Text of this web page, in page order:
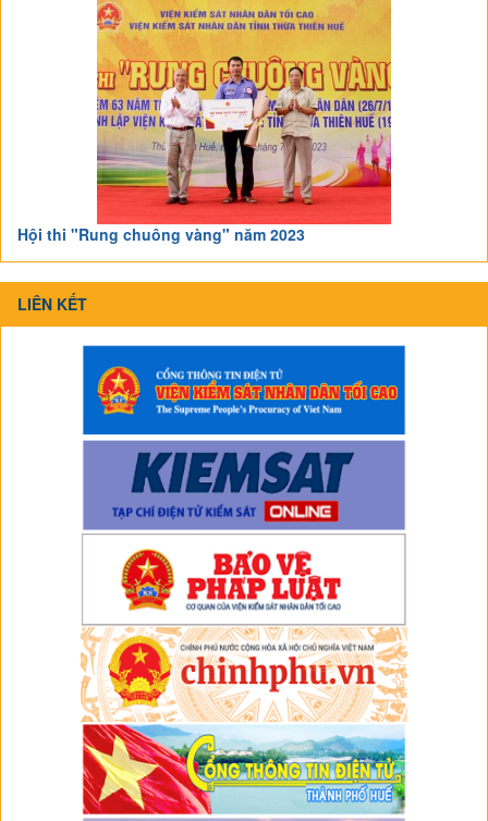
Hội thi "Rung chuông vàng" năm 2023
LIÊN KẾT